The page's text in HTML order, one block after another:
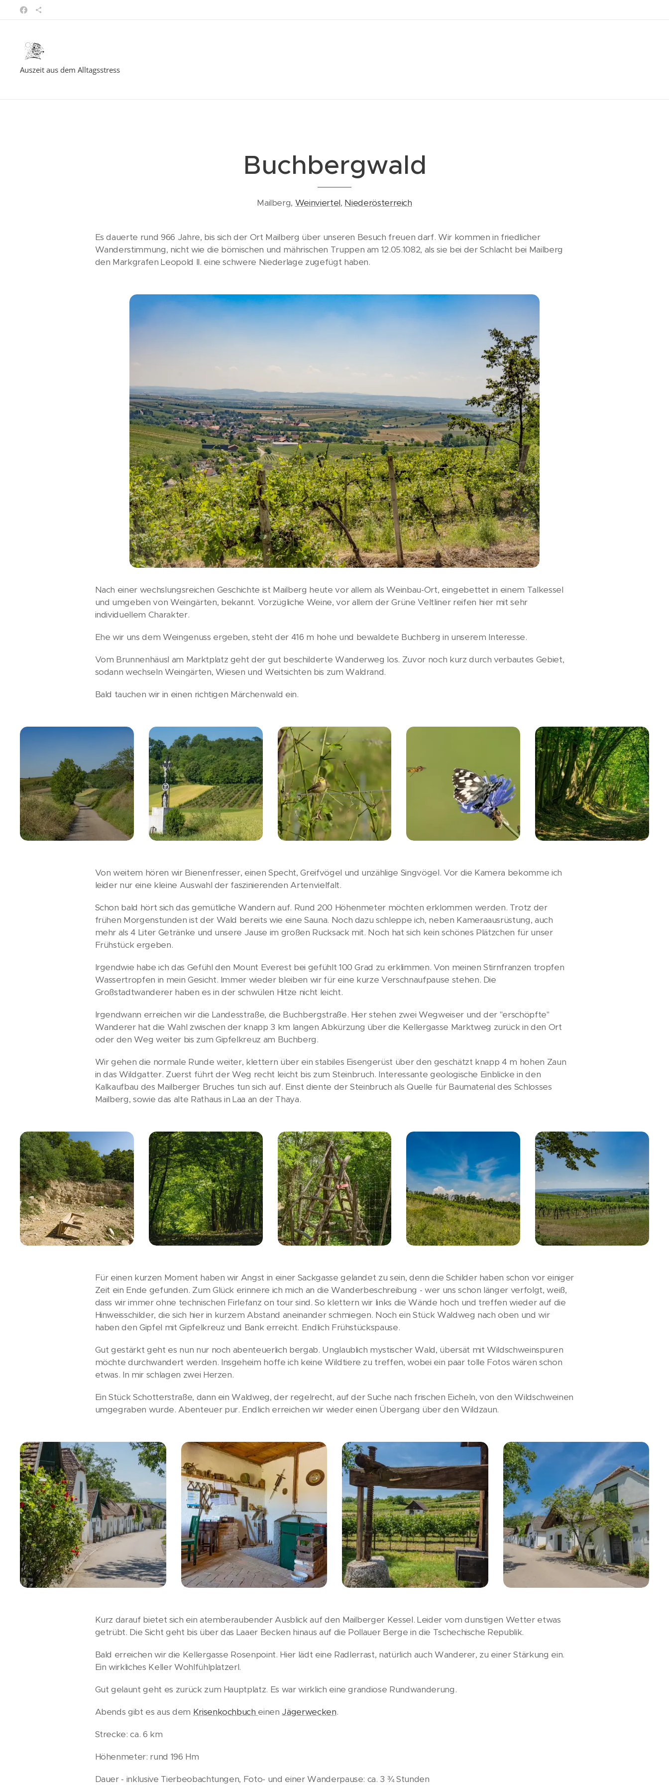
Auszeit aus dem Alltagsstress
Buchbergwald
Mailberg, Weinviertel, Niederösterreich
Es dauerte rund 966 Jahre, bis sich der Ort Mailberg über unseren Besuch freuen darf. Wir kommen in friedlicher
Wanderstimmung, nicht wie die bömischen und mährischen Truppen am 12.05.1082, als sie bei der Schlacht bei Mailberg
den Markgrafen Leopold II. eine schwere Niederlage zugefügt haben.
Nach einer wechslungsreichen Geschichte ist Mailberg heute vor allem als Weinbau-Ort, eingebettet in einem Talkessel
und umgeben von Weingärten, bekannt. Vorzügliche Weine, vor allem der Grüne Veltliner reifen hier mit sehr
individuellem Charakter.
Ehe wir uns dem Weingenuss ergeben, steht der 416 m hohe und bewaldete Buchberg in unserem Interesse.
Vom Brunnenhäusl am Marktplatz geht der gut beschilderte Wanderweg los. Zuvor noch kurz durch verbautes Gebiet,
sodann wechseln Weingärten, Wiesen und Weitsichten bis zum Waldrand.
Bald tauchen wir in einen richtigen Märchenwald ein.
Von weitem hören wir Bienenfresser, einen Specht, Greifvögel und unzählige Singvögel. Vor die Kamera bekomme ich
leider nur eine kleine Auswahl der faszinierenden Artenvielfalt.
Schon bald hört sich das gemütliche Wandern auf. Rund 200 Höhenmeter möchten erklommen werden. Trotz der
frühen Morgenstunden ist der Wald bereits wie eine Sauna. Noch dazu schleppe ich, neben Kameraausrüstung, auch
mehr als 4 Liter Getränke und unsere Jause im großen Rucksack mit. Noch hat sich kein schönes Plätzchen für unser
Frühstück ergeben.
Irgendwie habe ich das Gefühl den Mount Everest bei gefühlt 100 Grad zu erklimmen. Von meinen Stirnfranzen tropfen
Wassertropfen in mein Gesicht. Immer wieder bleiben wir für eine kurze Verschnaufpause stehen. Die
Großstadtwanderer haben es in der schwülen Hitze nicht leicht.
Irgendwann erreichen wir die Landesstraße, die Buchbergstraße. Hier stehen zwei Wegweiser und der "erschöpfte"
Wanderer hat die Wahl zwischen der knapp 3 km langen Abkürzung über die Kellergasse Marktweg zurück in den Ort
oder den Weg weiter bis zum Gipfelkreuz am Buchberg.
Wir gehen die normale Runde weiter, klettern über ein stabiles Eisengerüst über den geschätzt knapp 4 m hohen Zaun
in das Wildgatter. Zuerst führt der Weg recht leicht bis zum Steinbruch. Interessante geologische Einblicke in den
Kalkaufbau des Mailberger Bruches tun sich auf. Einst diente der Steinbruch als Quelle für Baumaterial des Schlosses
Mailberg, sowie das alte Rathaus in Laa an der Thaya.
Für einen kurzen Moment haben wir Angst in einer Sackgasse gelandet zu sein, denn die Schilder haben schon vor einiger
Zeit ein Ende gefunden. Zum Glück erinnere ich mich an die Wanderbeschreibung - wer uns schon länger verfolgt, weiß,
dass wir immer ohne technischen Firlefanz on tour sind. So klettern wir links die Wände hoch und treffen wieder auf die
Hinweisschilder, die sich hier in kurzem Abstand aneinander schmiegen. Noch ein Stück Waldweg nach oben und wir
haben den Gipfel mit Gipfelkreuz und Bank erreicht. Endlich Frühstückspause.
Gut gestärkt geht es nun nur noch abenteuerlich bergab. Unglaublich mystischer Wald, übersät mit Wildschweinspuren
möchte durchwandert werden. Insgeheim hoffe ich keine Wildtiere zu treffen, wobei ein paar tolle Fotos wären schon
etwas. In mir schlagen zwei Herzen.
Ein Stück Schotterstraße, dann ein Waldweg, der regelrecht, auf der Suche nach frischen Eicheln, von den Wildschweinen
umgegraben wurde. Abenteuer pur. Endlich erreichen wir wieder einen Übergang über den Wildzaun.
Kurz darauf bietet sich ein atemberaubender Ausblick auf den Mailberger Kessel. Leider vom dunstigen Wetter etwas
getrübt. Die Sicht geht bis über das Laaer Becken hinaus auf die Pollauer Berge in die Tschechische Republik.
Bald erreichen wir die Kellergasse Rosenpoint. Hier lädt eine Radlerrast, natürlich auch Wanderer, zu einer Stärkung ein.
Ein wirkliches Keller Wohlfühlplatzerl.
Gut gelaunt geht es zurück zum Hauptplatz. Es war wirklich eine grandiose Rundwanderung.
Abends gibt es aus dem Krisenkochbuch einen Jägerwecken.
Strecke: ca. 6 km
Höhenmeter: rund 196 Hm
Dauer - inklusive Tierbeobachtungen, Foto- und einer Wanderpause: ca. 3 ¾ Stunden